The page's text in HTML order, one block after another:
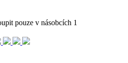
pouze v násobcích 1